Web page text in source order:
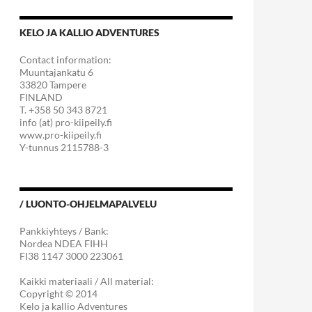
KELO JA KALLIO ADVENTURES
Contact information:
Muuntajankatu 6
33820 Tampere
FINLAND
T. +358 50 343 8721
info (at) pro-kiipeily.fi
www.pro-kiipeily.fi
Y-tunnus 2115788-3
/ LUONTO-OHJELMAPALVELU
Pankkiyhteys / Bank:
Nordea NDEA FIHH
FI38 1147 3000 223061
Kaikki materiaali / All material:
Copyright © 2014
Kelo ja kallio Adventures